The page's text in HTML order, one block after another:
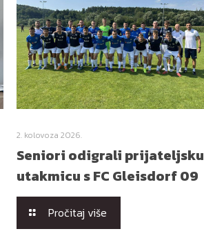
2. kolovoza 2026.
Seniori odigrali prijateljsku
utakmicu s FC Gleisdorf 09
Pročitaj više